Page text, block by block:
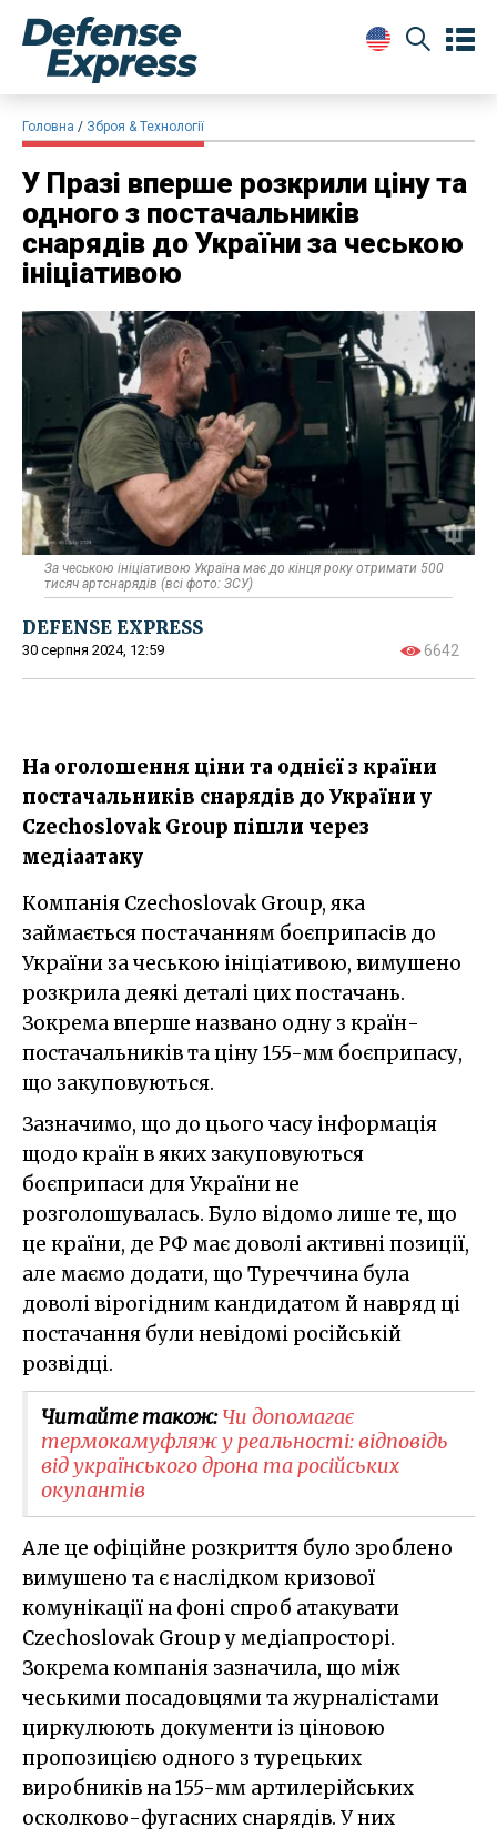
Головна Зброя & Технології
У Празі вперше розкрили ціну та
одного з постачальників
снарядів до України за чеською
ініціативою
За чеською ініціативою Україна має до кінця року отримати 500
тисяч артснарядів (всі фото: ЗСУ)
DEFENSE EXPRESS
30 серпня 2024, 12:59 6642
На оголошення ціни та однієї з країни
постачальників снарядів до України у
Czechoslovak Group пішли через
медіаатаку
Компанія Czechoslovak Group, яка
займається постачанням боєприпасів до
України за чеською ініціативою, вимушено
розкрила деякі деталі цих постачань.
Зокрема вперше названо одну з країн-
постачальників та ціну 155-мм боєприпасу,
що закуповуються.
Зазначимо, що до цього часу інформація
щодо країн в яких закуповуються
боєприпаси для України не
розголошувалась. Було відомо лише те, що
це країни, де РФ має доволі активні позиції,
але маємо додати, що Туреччина була
доволі вірогідним кандидатом й навряд ці
постачання були невідомі російській
розвідці.
Читайте також:Чи допомагає
термокамуфляж у реальності: відповідь
від українського дрона та російських
окупантів
Але це офіційне розкриття було зроблено
вимушено та є наслідком кризової
комунікації на фоні спроб атакувати
Czechoslovak Group у медіапросторі.
Зокрема компанія зазначила, що між
чеськими посадовцями та журналістами
циркулюють документи із ціновою
пропозицією одного з турецьких
виробників на 155-мм артилерійських
осколково-фугасних снарядів. У них